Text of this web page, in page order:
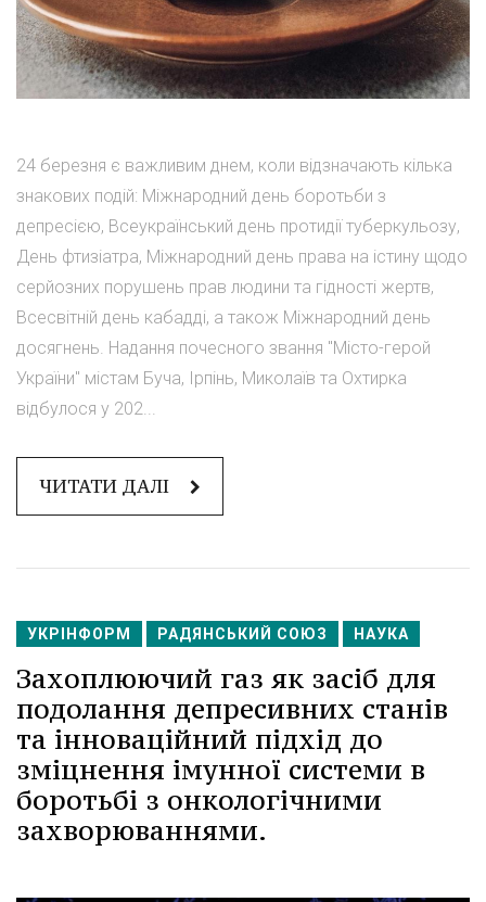
24 березня є важливим днем, коли відзначають кілька
знакових подій: Міжнародний день боротьби з
депресією, Всеукраїнський день протидії туберкульозу,
День фтизіатра, Міжнародний день права на істину щодо
серйозних порушень прав людини та гідності жертв,
Всесвітній день кабадді, а також Міжнародний день
досягнень. Надання почесного звання "Місто-герой
України" містам Буча, Ірпінь, Миколаїв та Охтирка
відбулося у 202...
ЧИТАТИ ДАЛІ
УКРІНФОРМ РАДЯНСЬКИЙ СОЮЗ НАУКА
Захоплюючий газ як засіб для
подолання депресивних станів
та інноваційний підхід до
зміцнення імунної системи в
боротьбі з онкологічними
захворюваннями.